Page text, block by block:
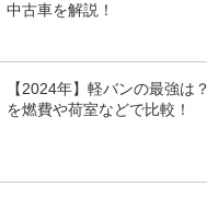
中古車を解説！
【2024年】軽バンの最強は
を燃費や荷室などで比較！